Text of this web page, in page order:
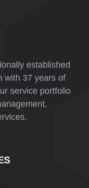
established
with 37 years of
service portfolio